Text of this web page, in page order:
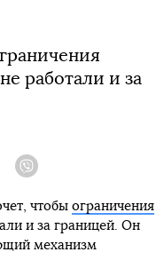
работали и за
Telegram
чтобы ограничения
и за границей. Он
механизм